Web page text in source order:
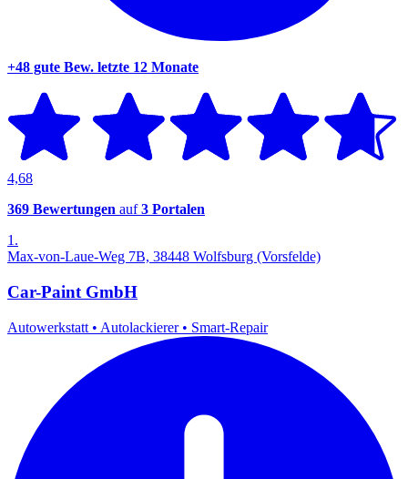
+48 gute Bew. letzte 12 Monate
4,68
369 Bewertungen auf3 Portalen
1.
Max-von-Laue-Weg 7B, 38448 Wolfsburg (Vorsfelde)
Car-Paint GmbH
Autowerkstatt • Autolackierer • Smart-Repair